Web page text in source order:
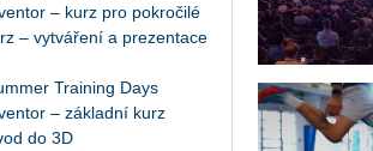
– kurz pro pokročilé
– vytváření a prezentace
Training Days
– základní kurz
do 3D